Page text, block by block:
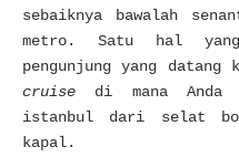
sebaiknya bawalah
metro. Satu hal
pengunjung yang
cruise di mana Anda
istanbul dari selat
kapal.